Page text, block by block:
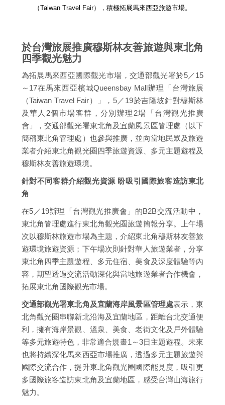
（Taiwan Travel Fair），積極拓展馬來西亞旅遊市場。
於台灣旅展推廣穆斯林友善旅遊與東北角
四季觀光魅力
為拓展馬來西亞國際觀光市場，交通部觀光署於5／15
～17在馬來西亞檳城Queensbay Mall辦理「台灣旅展
（Taiwan Travel Fair）」，5／19於吉隆坡針對穆斯林
及華人2個市場客群，分別辦理2場「台灣觀光推廣
會」，交通部觀光署東北角及宜蘭風景區管理處（以下
簡稱東北角管理處）也參與推廣，並向當地民眾及旅遊
業者介紹東北角觀光圈四季旅遊資源、多元主題遊程及
穆斯林友善旅遊環境。
針對不同客群介紹觀光資源 盼吸引國際旅客造訪東北
角
在5／19辦理「台灣觀光推廣會」的B2B交流活動中，
東北角管理處進行東北角觀光圈旅遊簡報分享。上午場
次以穆斯林旅遊市場為主題，介紹東北角穆斯林友善旅
遊環境旅遊資源；下午場次則針對華人旅遊業者，分享
東北角四季主題遊程、多元住宿、美食及深度體驗等內
容，期望透過交流活動深化與當地旅遊業者合作機會，
拓展東北角國際觀光市場。
交通部觀光署東北角及宜蘭海岸風景區管理處表示，東
北角觀光圈串聯新北沿海及宜蘭地區，距離台北交通便
利，擁有海岸景觀、溫泉、美食、老街文化及戶外體驗
等多元旅遊特色，非常適合規畫1～3日主題遊程。未來
也將持續深化馬來西亞市場推廣，透過多元主題旅遊與
國際交流合作，提升東北角觀光圈國際能見度，吸引更
多國際旅客造訪東北角及宜蘭地區，感受台灣山海旅行
魅力。